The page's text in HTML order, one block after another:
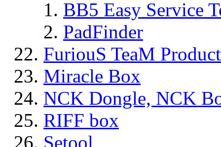
BB5 Easy Service
PadFinder
FuriouS TeaM
Miracle Box
NCK Dongle, NCK
RIFF box
Setool